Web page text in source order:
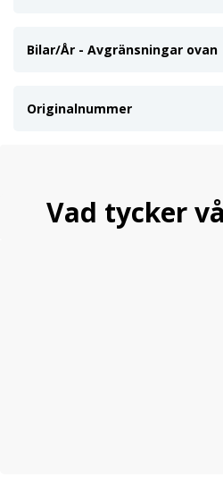
Bilar/År - Avgränsningar ovan
Originalnummer
Vad tycker